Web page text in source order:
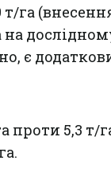
га
на
є
проти 5,3 т/